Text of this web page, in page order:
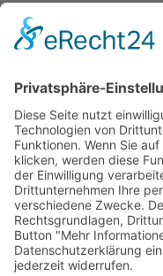
Versorgung zu
Patienten bieten wir
die sich umfassend
Kinder kümmern.
und Impfungen bis
Kinderkrankheiten
Expertise zur Seite.
Branchenportal,
Bayerbach, Rottzu
detaillierte
Fachgebieten,